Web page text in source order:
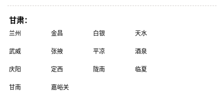
甘肃：
兰州 金昌 白银 天水
武威 张掖 平凉 酒泉
庆阳 定西 陇南 临夏
甘南 嘉峪关